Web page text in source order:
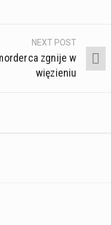
NEXT POST
zgnije w
więzieniu